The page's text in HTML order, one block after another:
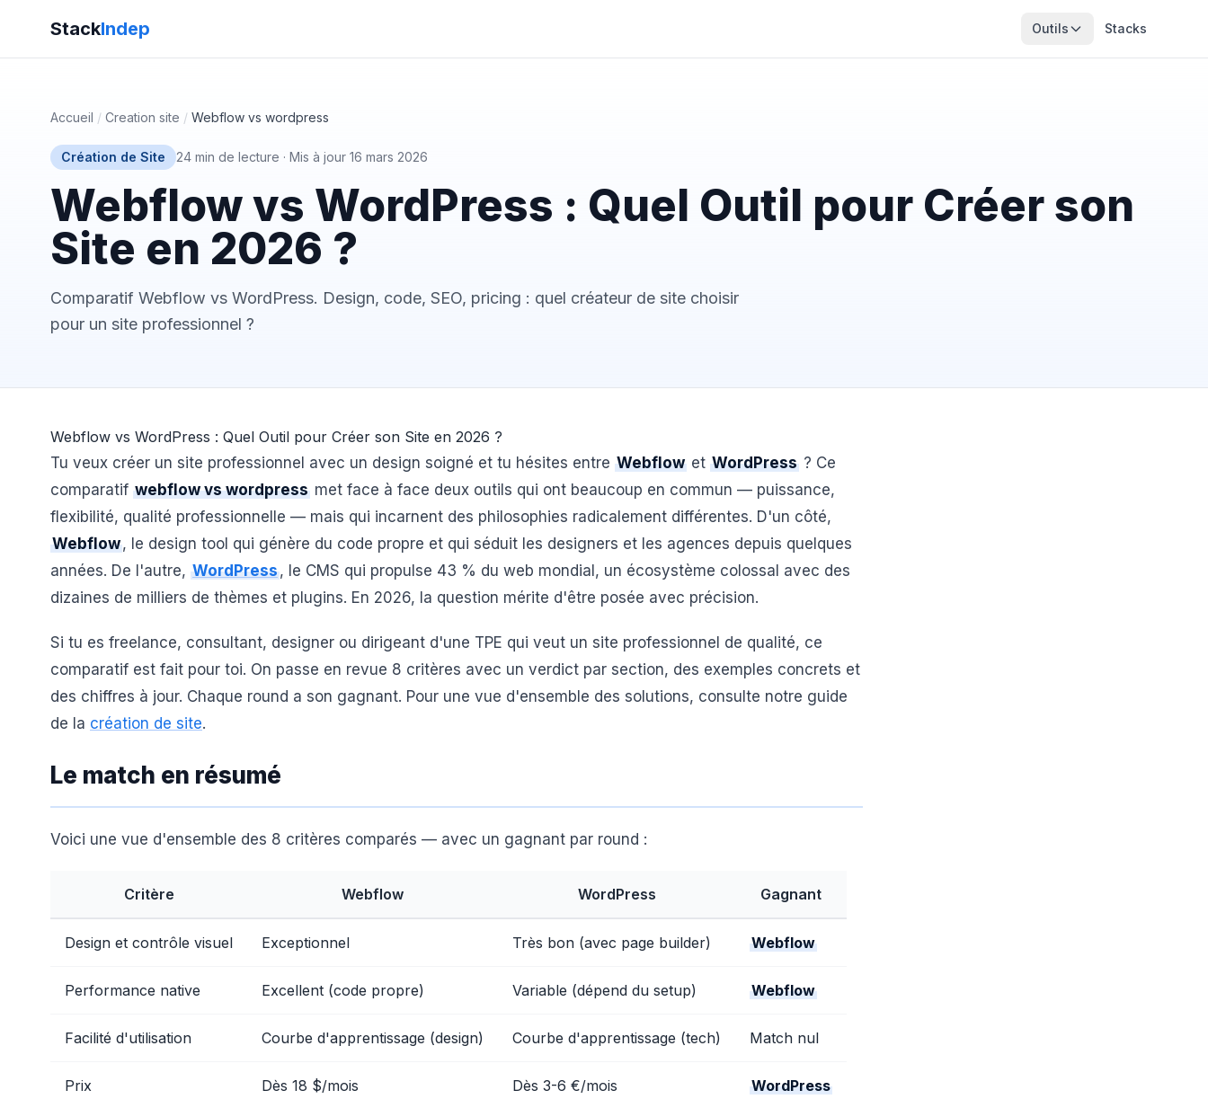
StackIndep Outils Stacks
Accueil / Creation site / Webflow vs wordpress
Création de Site 24 min de lecture · Mis à jour 16 mars 2026
Webflow vs WordPress : Quel Outil pour Créer son
Site en 2026 ?
Comparatif Webflow vs WordPress. Design, code, SEO, pricing : quel créateur de site choisir
pour un site professionnel ?
Webflow vs WordPress : Quel Outil pour Créer son Site en 2026 ?
Tu veux créer un site professionnel avec un design soigné et tu hésites entre Webflow et WordPress ? Ce
comparatif webflow vs wordpress met face à face deux outils qui ont beaucoup en commun — puissance,
flexibilité, qualité professionnelle — mais qui incarnent des philosophies radicalement différentes. D'un côté,
Webflow, le design tool qui génère du code propre et qui séduit les designers et les agences depuis quelques
années. De l'autre, WordPress, le CMS qui propulse 43 % du web mondial, un écosystème colossal avec des
dizaines de milliers de thèmes et plugins. En 2026, la question mérite d'être posée avec précision.
Si tu es freelance, consultant, designer ou dirigeant d'une TPE qui veut un site professionnel de qualité, ce
comparatif est fait pour toi. On passe en revue 8 critères avec un verdict par section, des exemples concrets et
des chiffres à jour. Chaque round a son gagnant. Pour une vue d'ensemble des solutions, consulte notre guide
de la création de site.
Le match en résumé
Voici une vue d'ensemble des 8 critères comparés — avec un gagnant par round :
Critère Webflow WordPress Gagnant
Design et contrôle visuel Exceptionnel Très bon (avec page builder) Webflow
Performance native Excellent (code propre) Variable (dépend du setup) Webflow
Facilité d'utilisation Courbe d'apprentissage (design) Courbe d'apprentissage (tech) Match nul
Prix Dès 18 $/mois Dès 3-6 €/mois WordPress